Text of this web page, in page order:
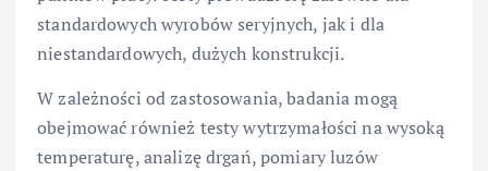
standardowych wyrobów seryjnych, jak i dla
niestandardowych, dużych konstrukcji.
W zależności od zastosowania, badania mogą
obejmować również testy wytrzymałości na wysoką
temperaturę, analizę drgań, pomiary luzów